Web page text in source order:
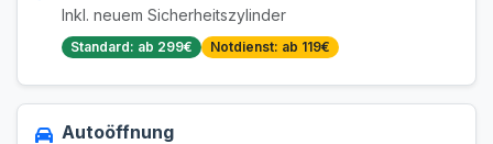
Inkl. neuem Sicherheitszylinder
Standard: ab 299€ Notdienst: ab 119€
Autoöffnung